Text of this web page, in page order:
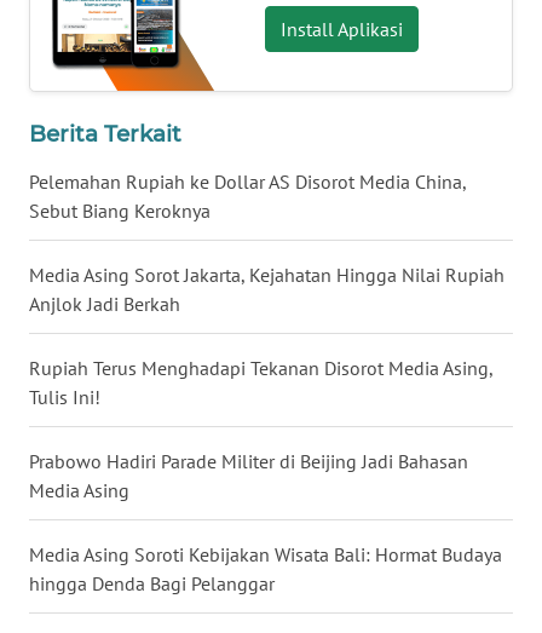
Install Aplikasi
Berita Terkait
Pelemahan Rupiah ke Dollar AS Disorot Media China,
Sebut Biang Keroknya
Media Asing Sorot Jakarta, Kejahatan Hingga Nilai Rupiah
Anjlok Jadi Berkah
Rupiah Terus Menghadapi Tekanan Disorot Media Asing,
Tulis Ini!
Prabowo Hadiri Parade Militer di Beijing Jadi Bahasan
Media Asing
Media Asing Soroti Kebijakan Wisata Bali: Hormat Budaya
hingga Denda Bagi Pelanggar
WN
BABEL
WN
WN
SUMSEL
WN
BENGKULU
WN
WN
WN
NUSANTARA